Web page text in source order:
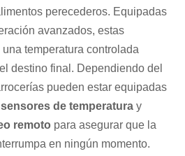
perecederos. Equipadas
avanzados, estas
temperatura controlada
destino final. Dependiendo del
pueden estar equipadas
sensores de temperatura y
remoto para asegurar que la
en ningún momento.